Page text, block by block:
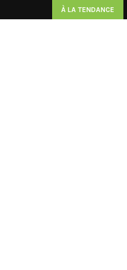
À LA TENDANCE